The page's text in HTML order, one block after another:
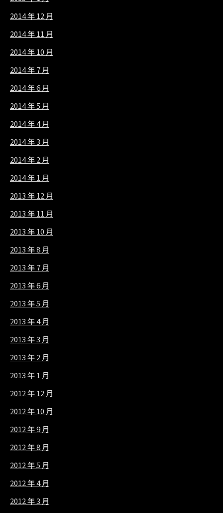
2014 年 12 月
2014 年 11 月
2014 年 10 月
2014 年 7 月
2014 年 6 月
2014 年 5 月
2014 年 4 月
2014 年 3 月
2014 年 2 月
2014 年 1 月
2013 年 12 月
2013 年 11 月
2013 年 10 月
2013 年 8 月
2013 年 7 月
2013 年 6 月
2013 年 5 月
2013 年 4 月
2013 年 3 月
2013 年 2 月
2013 年 1 月
2012 年 12 月
2012 年 10 月
2012 年 9 月
2012 年 8 月
2012 年 5 月
2012 年 4 月
2012 年 3 月